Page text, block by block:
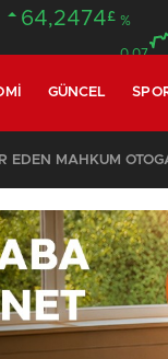
64,2474£ %
0.07
GÜNCEL
EDEN MAHKUM